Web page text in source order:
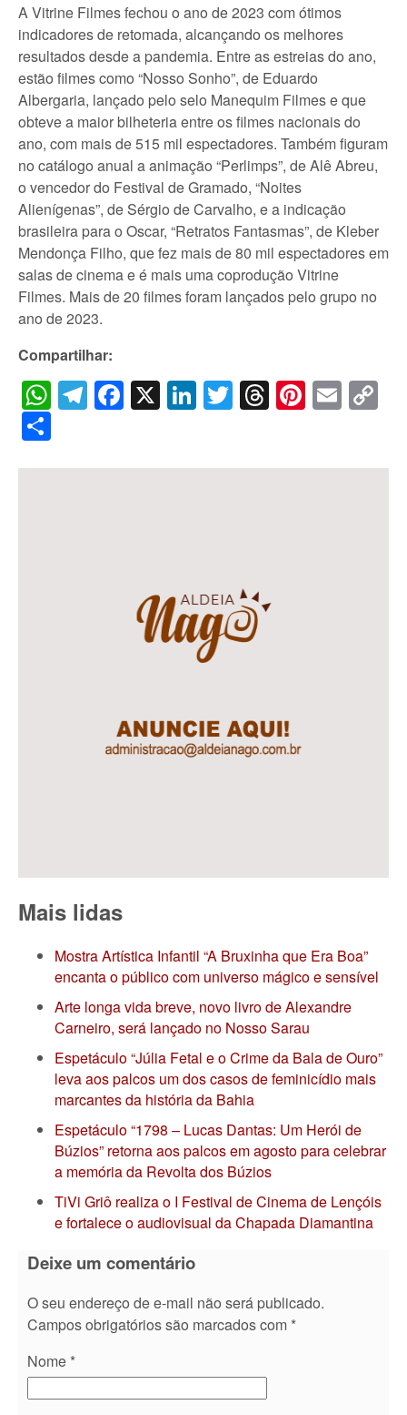
A Vitrine Filmes fechou o ano de 2023 com ótimos
indicadores de retomada, alcançando os melhores
resultados desde a pandemia. Entre as estreias do ano,
estão filmes como “Nosso Sonho”, de Eduardo
Albergaria, lançado pelo selo Manequim Filmes e que
obteve a maior bilheteria entre os filmes nacionais do
ano, com mais de 515 mil espectadores. Também figuram
no catálogo anual a animação “Perlimps”, de Alê Abreu,
o vencedor do Festival de Gramado, “Noites
Alienígenas”, de Sérgio de Carvalho, e a indicação
brasileira para o Oscar, “Retratos Fantasmas”, de Kleber
Mendonça Filho, que fez mais de 80 mil espectadores em
salas de cinema e é mais uma coprodução Vitrine
Filmes. Mais de 20 filmes foram lançados pelo grupo no
ano de 2023.
Compartilhar:
WhatsApp
Telegram
Facebook
X LinkedIn
Twitter
Threads
Mais lidas
Mostra Artística Infantil “A Bruxinha que Era Boa”
encanta o público com universo mágico e sensível
Arte longa vida breve, novo livro de Alexandre
Carneiro, será lançado no Nosso Sarau
Espetáculo “Júlia Fetal e o Crime da Bala de Ouro”
leva aos palcos um dos casos de feminicídio mais
marcantes da história da Bahia
Espetáculo “1798 – Lucas Dantas: Um Herói de
Búzios” retorna aos palcos em agosto para celebrar
a memória da Revolta dos Búzios
TiVi Griô realiza o I Festival de Cinema de Lençóis
e fortalece o audiovisual da Chapada Diamantina
Deixe um comentário
O seu endereço de e-mail não será publicado.
Campos obrigatórios são marcados com *
Nome *